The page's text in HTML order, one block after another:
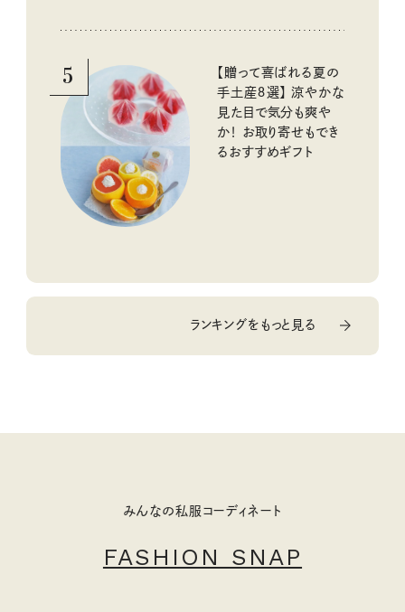
5
【贈って喜ばれる夏の
手土産８選】 涼やかな
見た目で気分も爽や
か！ お取り寄せもでき
るおすすめギフト
ランキングをもっと見る
みんなの私服コーディネート
FASHION SNAP